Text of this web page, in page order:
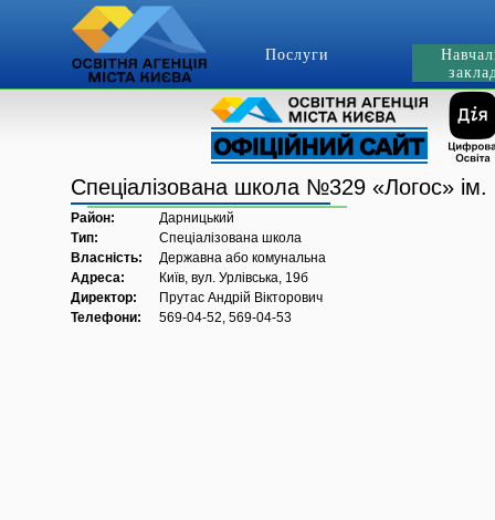
Послуги
Спеціалізована школа №329 «Логос» ім.
Район:
Дарницький
Тип:
Спеціалізована школа
Власність:
Державна або комунальна
Адреса:
Київ, вул. Урлівська, 19б
Директор:
Прутас Андрій Вікторович
Телефони:
569-04-52, 569-04-53